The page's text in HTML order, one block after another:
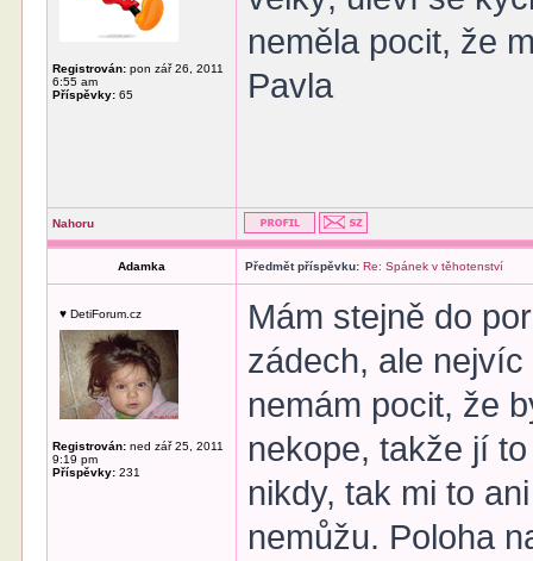
Registrován: pon zář 26, 2011
6:55 am
Příspěvky: 65
neměla pocit, že
Pavla
Nahoru
Adamka Předmět příspěvku: Re: Spánek v těhotenství
♥ DetiForum.cz
Registrován: ned zář 25, 2011
9:19 pm
Příspěvky: 231
Mám stejně do
zádech, ale
nemám pocit, že
nekope, takže jí
nikdy, tak mi to
nemůžu. Poloha